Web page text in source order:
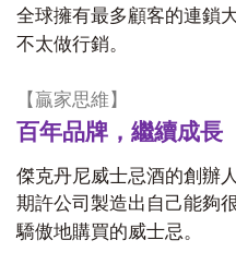
全球擁有最多顧客的連鎖
不太做行銷。
【贏家思維】
百年品牌，繼續成長
傑克丹尼威士忌酒的創辦
期許公司製造出自己能夠
驕傲地購買的威士忌。